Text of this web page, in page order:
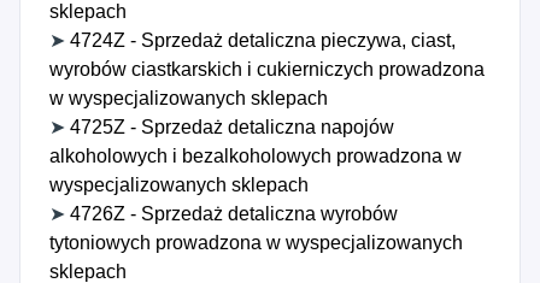
sklepach
➤ 4724Z - Sprzedaż detaliczna pieczywa, ciast,
wyrobów ciastkarskich i cukierniczych prowadzona
w wyspecjalizowanych sklepach
➤ 4725Z - Sprzedaż detaliczna napojów
alkoholowych i bezalkoholowych prowadzona w
wyspecjalizowanych sklepach
➤ 4726Z - Sprzedaż detaliczna wyrobów
tytoniowych prowadzona w wyspecjalizowanych
sklepach